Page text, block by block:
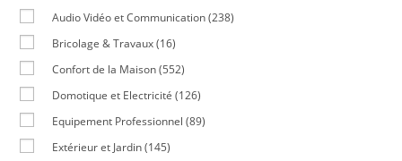
Audio Vidéo et Communication (238)
Bricolage & Travaux (16)
Confort de la Maison (552)
Domotique et Electricité (126)
Equipement Professionnel (89)
Extérieur et Jardin (145)